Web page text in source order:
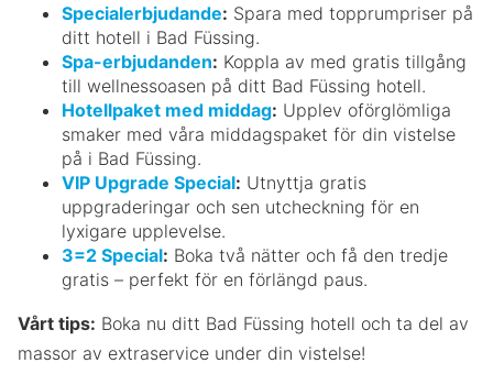
Specialerbjudande: Spara med topprumpriser på
ditt hotell i Bad Füssing.
Spa-erbjudanden: Koppla av med gratis tillgång
till wellnessoasen på ditt Bad Füssing hotell.
Hotellpaket med middag: Upplev oförglömliga
smaker med våra middagspaket för din vistelse
på i Bad Füssing.
VIP Upgrade Special: Utnyttja gratis
uppgraderingar och sen utcheckning för en
lyxigare upplevelse.
3=2 Special: Boka två nätter och få den tredje
gratis – perfekt för en förlängd paus.
Vårt tips: Boka nu ditt Bad Füssing hotell och ta del av
massor av extraservice under din vistelse!